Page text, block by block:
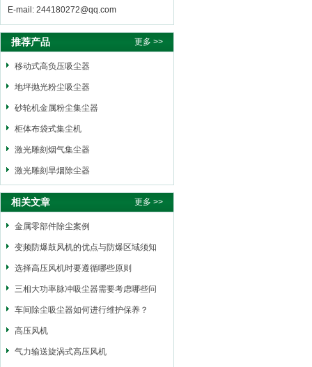
E-mail: 244180272@qq.com
推荐产品 更多 >>
移动式高负压吸尘器
地坪抛光粉尘吸尘器
砂轮机金属粉尘集尘器
柜体布袋式集尘机
激光雕刻烟气集尘器
激光雕刻旱烟除尘器
相关文章 更多 >>
金属零部件除尘案例
变频防爆鼓风机的优点与防爆区域须知
选择高压风机时要遵循哪些原则
三相大功率脉冲吸尘器需要考虑哪些问
题？
车间除尘吸尘器如何进行维护保养？
高压风机
气力输送旋涡式高压风机